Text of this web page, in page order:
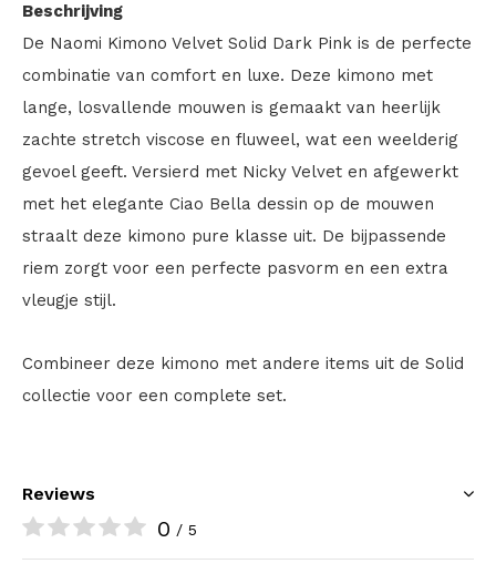
Beschrijving
De Naomi Kimono Velvet Solid Dark Pink is de perfecte
combinatie van comfort en luxe. Deze kimono met
lange, losvallende mouwen is gemaakt van heerlijk
zachte stretch viscose en fluweel, wat een weelderig
gevoel geeft. Versierd met Nicky Velvet en afgewerkt
met het elegante Ciao Bella dessin op de mouwen
straalt deze kimono pure klasse uit. De bijpassende
riem zorgt voor een perfecte pasvorm en een extra
vleugje stijl.
Combineer deze kimono met andere items uit de Solid
collectie voor een complete set.
Reviews
0 / 5